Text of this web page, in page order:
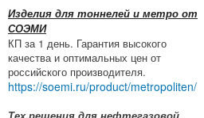
Изделия для тоннелей и метро от
СОЭМИ
КП за 1 день. Гарантия высокого
качества и оптимальных цен от
российского производителя.
https://soemi.ru/product/metropoliten/